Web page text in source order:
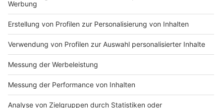
Impressum
Nutzungsbedingungen Kontakt
Newsletter